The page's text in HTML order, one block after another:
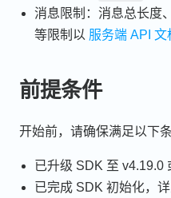
消息限制：消息总长度
等限制以 服务端 API 文
前提条件
开始前，请确保满足以下条
已升级 SDK 至 v4.19.0
已完成 SDK 初始化，